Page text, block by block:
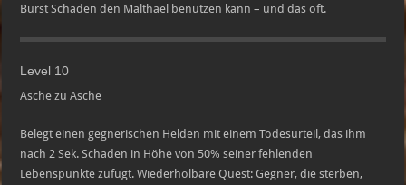
Burst Schaden den Malthael benutzen kann – und das oft.
Level 10
Asche zu Asche
Belegt einen gegnerischen Helden mit einem Todesurteil, das ihm
nach 2 Sek. Schaden in Höhe von 50% seiner fehlenden
Lebenspunkte zufügt. Wiederholbare Quest: Gegner, die sterben,